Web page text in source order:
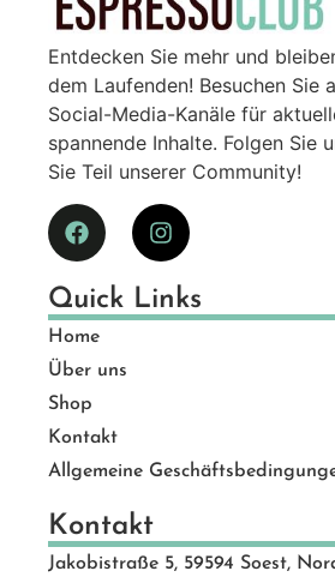
Entdecken Sie mehr und
dem Laufenden! Besuchen Sie
Social-Media-Kanäle für
spannende Inhalte. Folgen Sie
Sie Teil unserer Community!
Quick Links
Home
Über uns
Shop
Kontakt
Allgemeine
Kontakt
Jakobistraße 5, 59594 Soest,